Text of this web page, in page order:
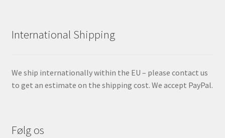
International Shipping
We ship internationally within the EU – please contact us
to get an estimate on the shipping cost. We accept PayPal.
Følg os